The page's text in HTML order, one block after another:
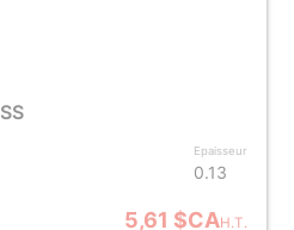
Epaisseur
0.13
5,61 $CAH.T.